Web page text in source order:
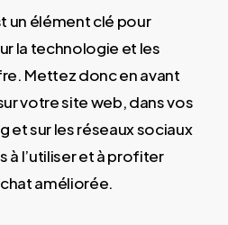
un élément clé pour
la technologie et les
Mettez donc en avant
votre site web, dans vos
et sur les réseaux sociaux
à l’utiliser et à profiter
améliorée.